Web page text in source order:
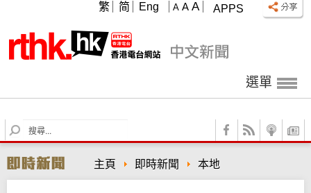
APPS
A A A
繁 简 Eng
選單
S
e
r
c
主頁 即時新聞 本地